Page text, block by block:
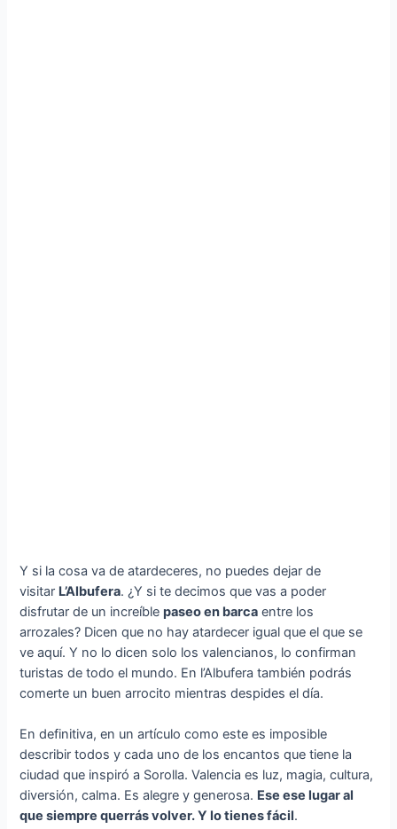
Y si la cosa va de atardeceres, no puedes dejar de
visitar L’Albufera. ¿Y si te decimos que vas a poder
disfrutar de un increíblepaseo en barca entre los
arrozales? Dicen que no hay atardecer igual que el que se
ve aquí. Y no lo dicen solo los valencianos, lo confirman
turistas de todo el mundo. En l’Albufera también podrás
comerte un buen arrocito mientras despides el día.
En definitiva, en un artículo como este es imposible
describir todos y cada uno de los encantos que tiene la
ciudad que inspiró a Sorolla. Valencia es luz, magia, cultura,
diversión, calma. Es alegre y generosa. Ese ese lugar al
que siempre querrás volver. Y lo tienes fácil.